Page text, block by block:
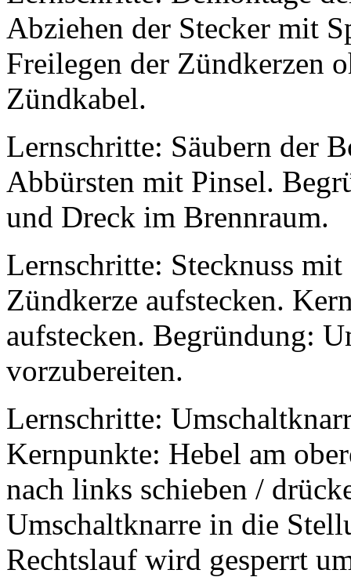
Abziehen der Stecker mit
Freilegen der Zündkerzen
Zündkabel.
Lernschritte: Säubern der
Abbürsten mit Pinsel.
und Dreck im Brennraum.
Lernschritte: Stecknuss
Zündkerze aufstecken.
aufstecken. Begründung:
vorzubereiten.
Lernschritte:
Kernpunkte: Hebel am
nach links schieben /
Umschaltknarre in die
Rechtslauf wird gesperrt